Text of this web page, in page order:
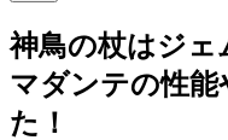
神鳥の杖はジェ
マダンテの性能
た！